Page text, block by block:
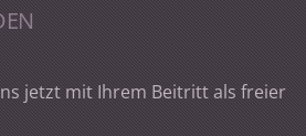
jetzt mit Ihrem Beitritt als freier